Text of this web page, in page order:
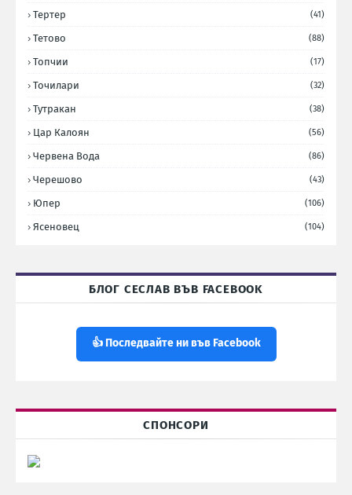
Тертер (41)
Тетово (88)
Топчии (17)
Точилари (32)
Тутракан (38)
Цар Калоян (56)
Червена Вода (86)
Черешово (43)
Юпер (106)
Ясеновец (104)
БЛОГ СЕСЛАВ ВЪВ FACEBOOK
👍 Последвайте ни във Facebook
СПОНСОРИ